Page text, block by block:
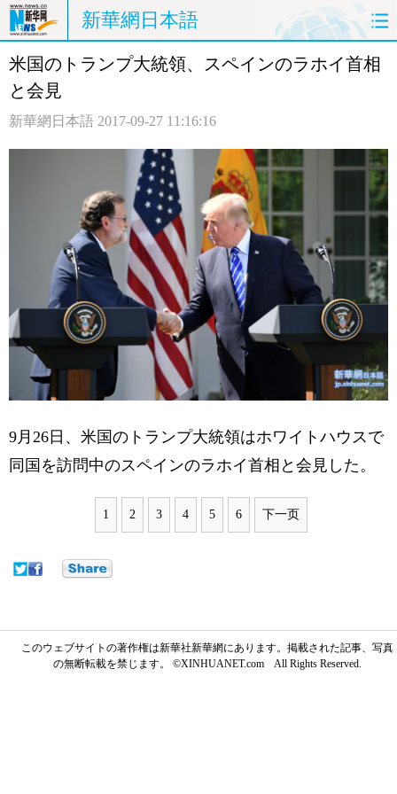
新華網日本語
ホームページ 政治 経済
中日対訳
米国のトランプ大統領、スペインのラホイ首相
と会見
新華網日本語 2017-09-27 11:16:16
9月26日、米国のトランプ大統領はホワイトハウスで
同国を訪問中のスペインのラホイ首相と会見した。
1 2 3 4 5 6 下一页
このウェブサイトの著作権は新華社新華網にあります。掲載された記事、写真
の無断転載を禁じます。 ©XINHUANET.com All Rights Reserved.